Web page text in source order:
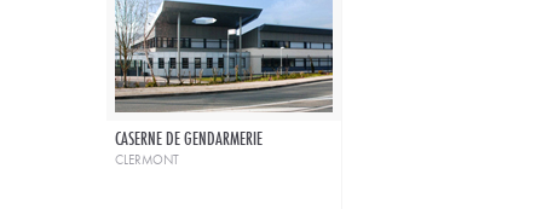
CASERNE DE GENDARMERIE
clermont